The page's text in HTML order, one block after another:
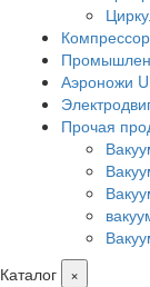
Аэроножи
Прочая
Каталог
×